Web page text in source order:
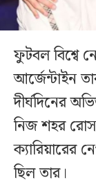
ফুটবল বিশ্বে
আর্জেন্টাইন
দীর্ঘদিনের
নিজ শহর
ক্যারিয়ারের
ছিল তার।